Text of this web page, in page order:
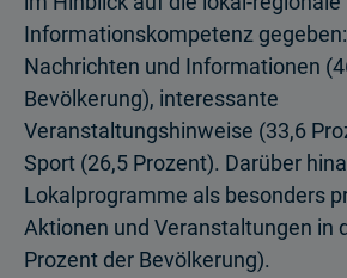
Informationskompetenz
Nachrichten und Informationen
Bevölkerung), interessante
Veranstaltungshinweise (33,6
Sport (26,5 Prozent). Darüber
Lokal­programme als besonders
Aktionen und Veranstaltungen in
Prozent der Bevölkerung).